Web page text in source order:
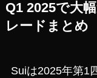
Q1 2025で大
レードまとめ
Suiは2025年第1